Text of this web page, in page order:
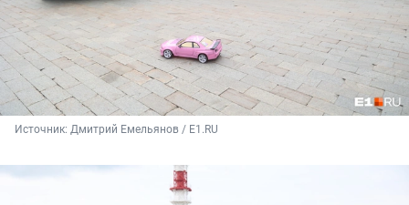
Источник: Дмитрий Емельянов / E1.RU